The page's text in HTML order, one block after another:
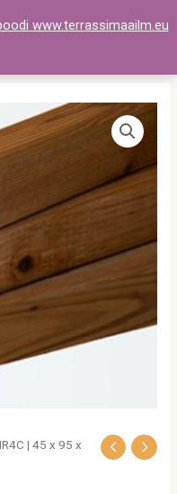
www.terrassimaailm.eu
| 45 x 95 x